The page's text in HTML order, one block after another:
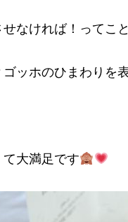
なければ！ってこ
ッホのひまわりを
大満足です